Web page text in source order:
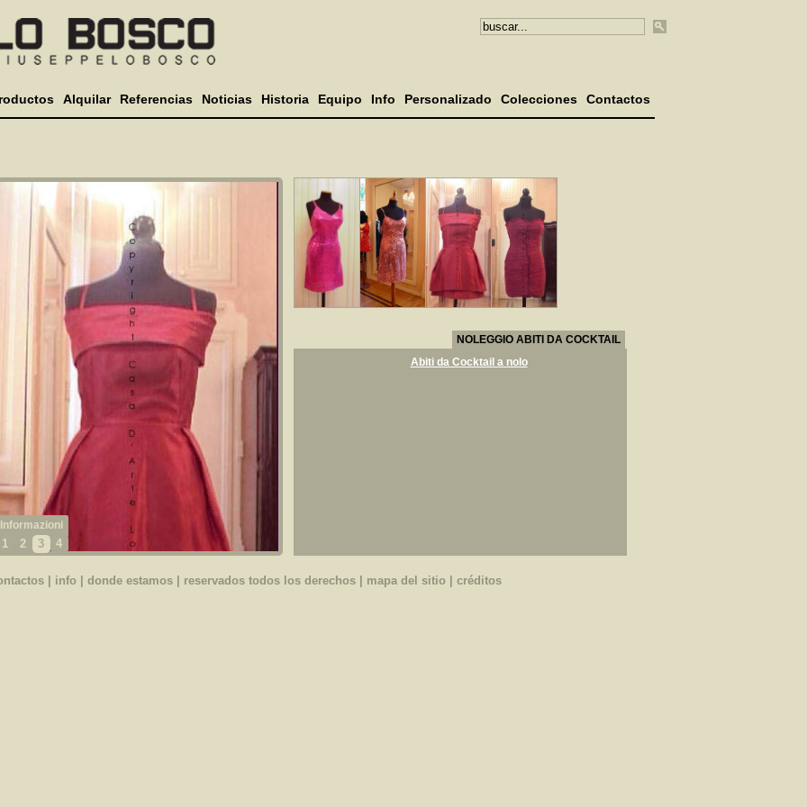
Alquilar Referencias Noticias Historia Equipo Info Personalizado Colecciones Contactos
1 2 3 4
NOLEGGIO ABITI DA COCKTAIL
Abiti da Cocktail a nolo
| info| donde estamos| reservados todos los derechos | mapa del sitio| créditos